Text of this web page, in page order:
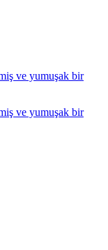
ve yumuşak bir
ve yumuşak bir